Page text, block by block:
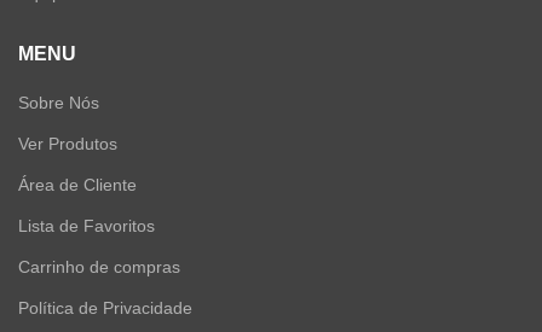
MENU
Sobre Nós
Ver Produtos
Área de Cliente
Lista de Favoritos
Carrinho de compras
Política de Privacidade